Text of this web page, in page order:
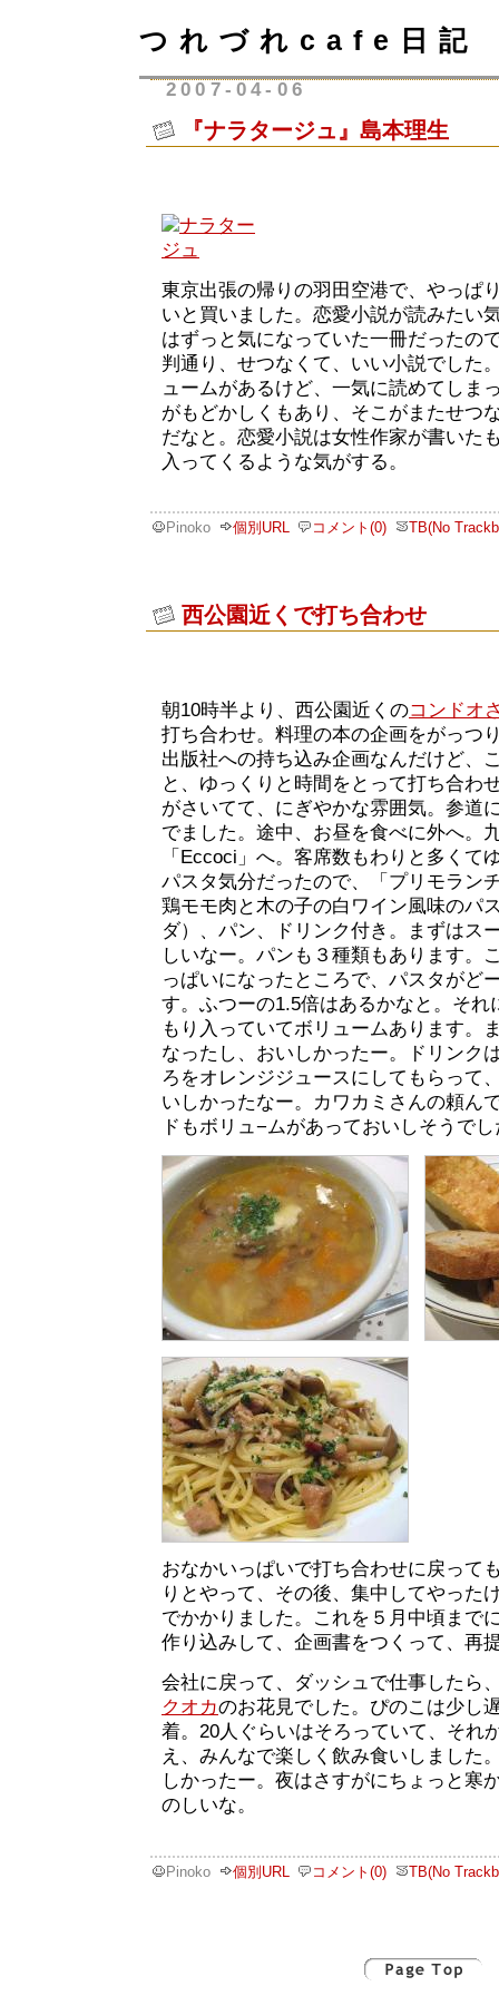
つれづれcafe日記
2007-04-06
『ナラタージュ』島本理生
東京出張の帰りの羽田空港で、やっぱ
いと買いました。恋愛小説が読みたい
はずっと気になっていた一冊だったの
判通り、せつなくて、いい小説でした
ュームがあるけど、一気に読めてしま
がもどかしくもあり、そこがまたせつ
だなと。恋愛小説は女性作家が書いた
入ってくるような気がする。
Pinoko 個別URL コメント(0) TB(No
西公園近くで打ち合わせ
朝10時半より、西公園近くのコンドオ
打ち合わせ。料理の本の企画をがっつ
出版社への持ち込み企画なんだけど、
と、ゆっくりと時間をとって打ち合わ
がさいてて、にぎやかな雰囲気。参道
でました。途中、お昼を食べに外へ。
「Eccoci」へ。客席数もわりと多くて
パスタ気分だったので、「プリモラン
鶏モモ肉と木の子の白ワイン風味のパ
ダ）、パン、ドリンク付き。まずはス
しいなー。パンも３種類もあります。
っぱいになったところで、パスタがど
す。ふつーの1.5倍はあるかなと。それ
もり入っていてボリュームあります。
なったし、おいしかったー。ドリンク
ろをオレンジジュースにしてもらって
いしかったなー。カワカミさんの頼ん
ドもボリュ−ムがあっておいしそうで
おなかいっぱいで打ち合わせに戻って
りとやって、その後、集中してやった
でかかりました。これを５月中頃まで
作り込みして、企画書をつくって、再
会社に戻って、ダッシュで仕事したら
クオカのお花見でした。ぴのこは少し
着。20人ぐらいはそろっていて、それ
え、みんなで楽しく飲み食いしました
しかったー。夜はさすがにちょっと寒
のしいな。
Pinoko 個別URL コメント(0) TB(No